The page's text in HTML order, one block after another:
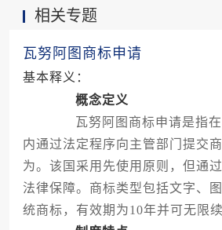
相关专题
瓦努阿图商标申请
基本释义：
概念定义
瓦努阿图商标申请是指在
内通过法定程序向主管部门提交
为。该国采用先使用原则，但通
法律保障。商标类型包括文字、
统商标，有效期为10年并可无限续